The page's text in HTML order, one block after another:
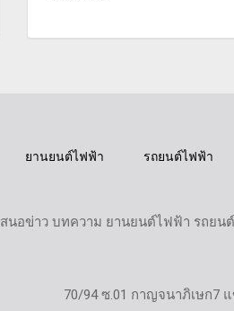
ยานยนต์ไฟฟ้า รถยนต์ไฟฟ้า
เสนอข่าว บทความ ยานยนต์ไฟฟ้า รถ
70/94 ซ.01 กาญจนาภิเษก7